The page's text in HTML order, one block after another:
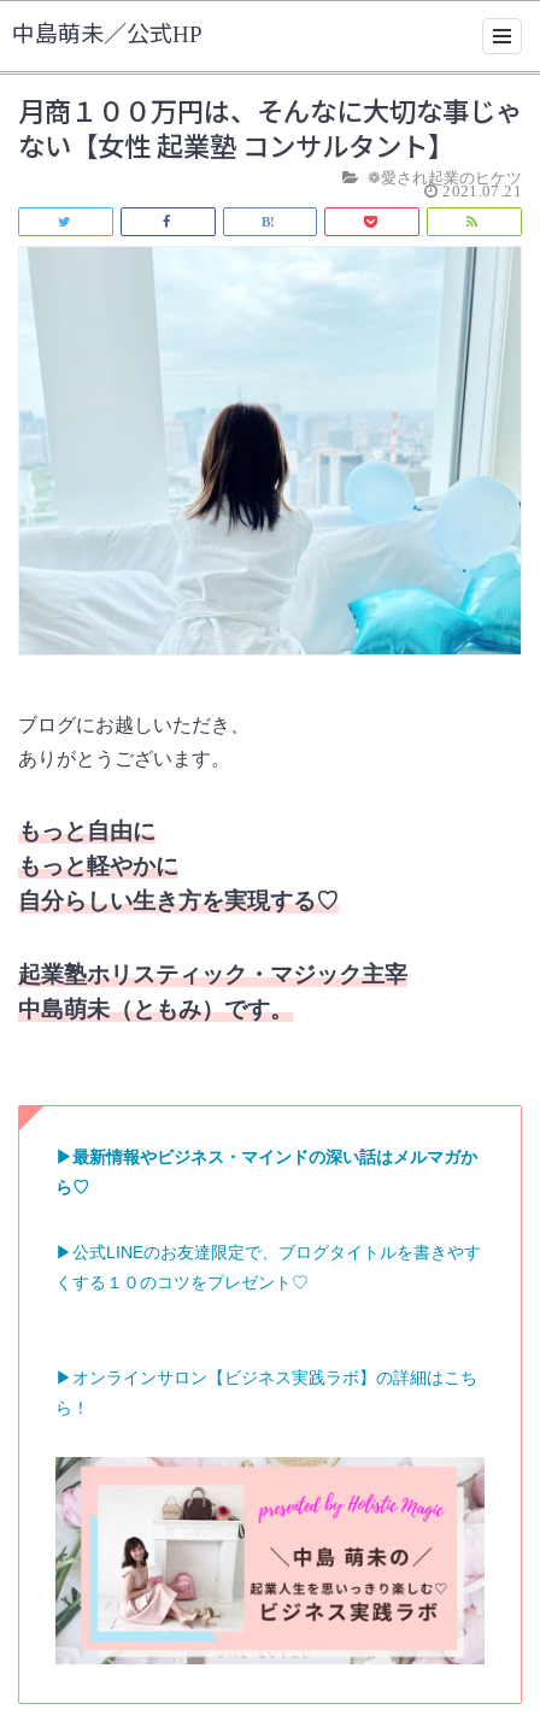
中島萌未／公式HP
月商１００万円は、そんなに大切な事じゃ
ない【女性 起業塾 コンサルタント】
❁愛され起業のヒケツ
2021.07.21
ブログにお越しいただき、
ありがとうございます。
もっと自由に
もっと軽やかに
自分らしい生き方を実現する♡
起業塾ホリスティック・マジック主宰
中島萌未（ともみ）です。
▶︎最新情報やビジネス・マインドの深い話はメルマガか
ら♡
▶︎公式LINEのお友達限定で、ブログタイトルを書きやす
くする１０のコツをプレゼント♡
▶︎オンラインサロン【ビジネス実践ラボ】の詳細はこち
ら！